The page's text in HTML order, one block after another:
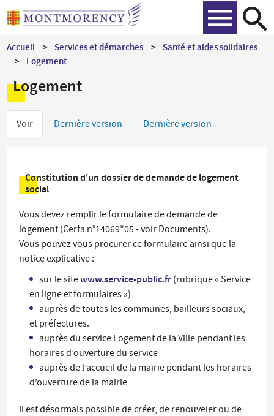
Aller
au
principal
Accueil Services et démarches
Santé et aides solidaires
Logement
Logement
Onglets
Voir Dernière version Dernière version
Constitution d'un dossier de demande de logement
social
Vous devez remplir le formulaire de demande de
logement (Cerfa n°14069*05 - voir Documents).
Vous pouvez vous procurer ce formulaire ainsi que la
notice explicative :
sur le sitewww.service-public.fr (rubrique « Service
en ligne et formulaires »)
auprès de toutes les communes, bailleurs sociaux,
et préfectures.
auprès du service Logement de la Ville pendant les
horaires d’ouverture du service
auprès de l’accueil de la mairie pendant les horaires
d’ouverture de la mairie
Il est désormais possible de créer, de renouveler ou de